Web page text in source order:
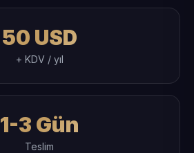
50 USD
+ KDV / yıl
1-3 Gün
Teslim